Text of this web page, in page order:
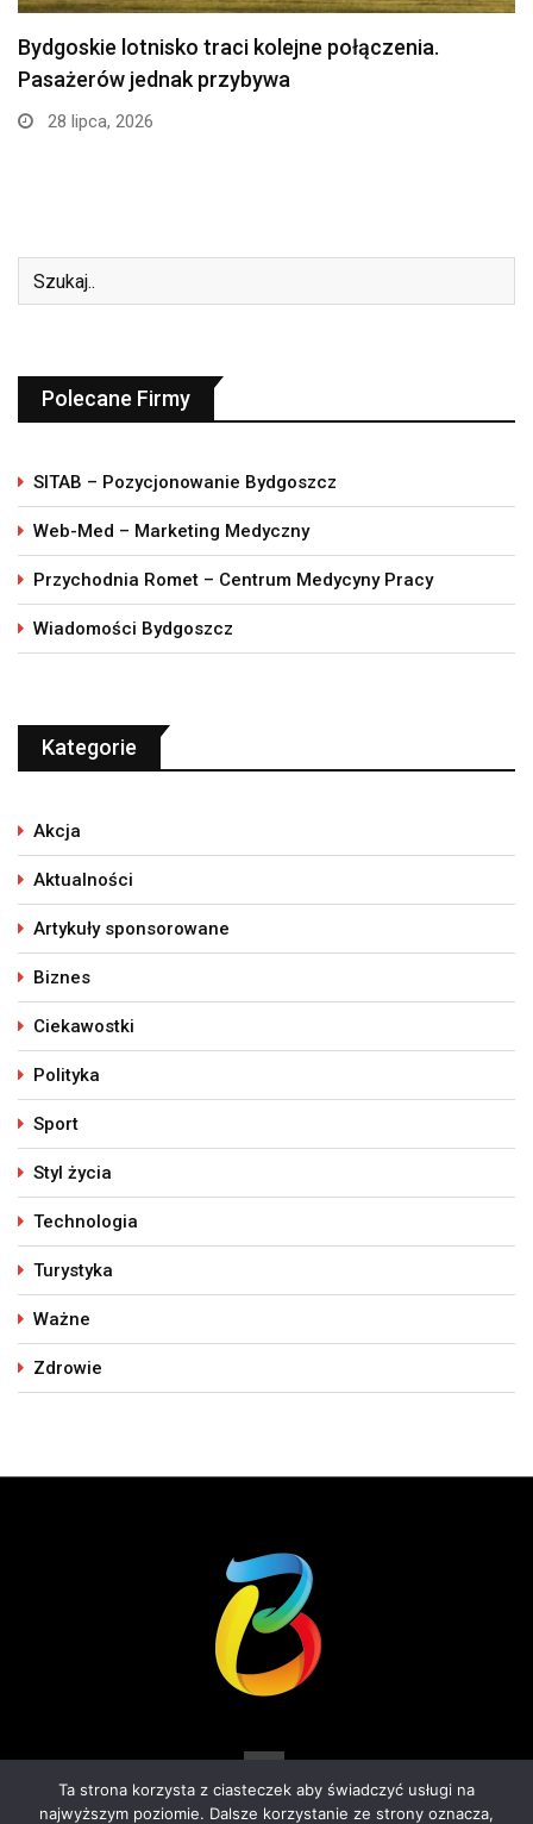
Politechnika Bydgoska przejęła stajnię w
Myślęcinku. Studenci weterynarii…
24 lipca, 2026
Polecane Firmy
SITAB – Pozycjonowanie Bydgoszcz
Web-Med – Marketing Medyczny
Przychodnia Romet – Centrum Medycyny Pracy
Wiadomości Bydgoszcz
Kategorie
Akcja
Aktualności
Artykuły sponsorowane
Biznes
Ciekawostki
Polityka
Sport
Styl życia
Technologia
Turystyka
Ważne
Zdrowie
Ta strona korzysta z ciasteczek aby świadczyć usługi na
najwyższym poziomie. Dalsze korzystanie ze strony oznacza,